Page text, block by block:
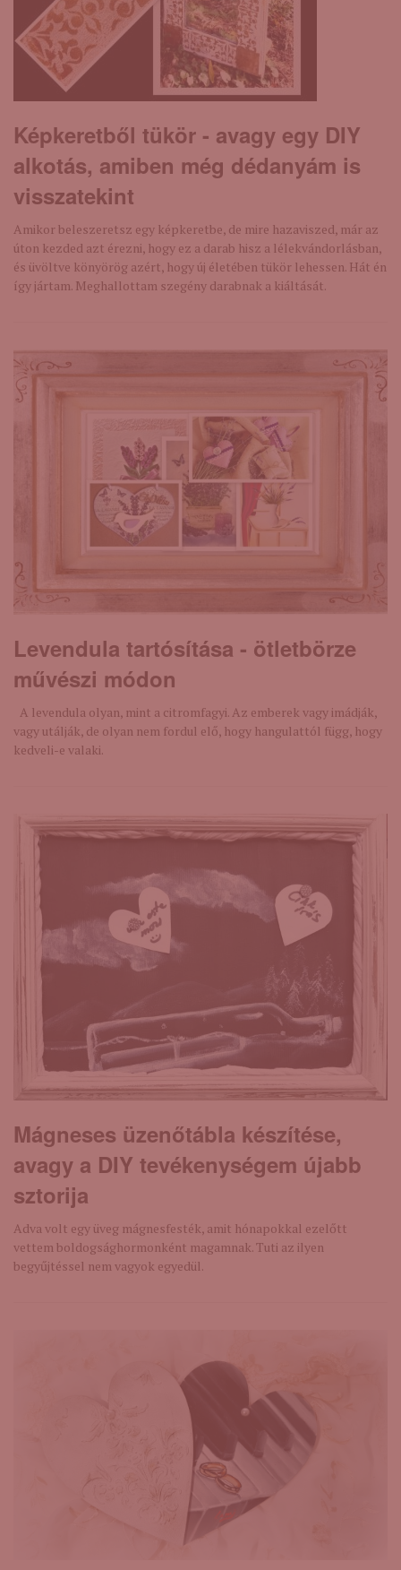
Képkeretből tükör - avagy egy DIY
alkotás, amiben még dédanyám is
visszatekint
Amikor beleszeretsz egy képkeretbe, de mire hazaviszed, már az
úton kezded azt érezni, hogy ez a darab hisz a lélekvándorlásban,
és üvöltve könyörög azért, hogy új életében tükör lehessen. Hát én
így jártam. Meghallottam szegény darabnak a kiáltását.
Levendula tartósítása - ötletbörze
művészi módon
A levendula olyan, mint a citromfagyi. Az emberek vagy imádják,
vagy utálják, de olyan nem fordul elő, hogy hangulattól függ, hogy
kedveli-e valaki.
Mágneses üzenőtábla készítése,
avagy a DIY tevékenységem újabb
sztorija
Adva volt egy üveg mágnesfesték, amit hónapokkal ezelőtt
vettem boldogsághormonként magamnak. Tuti az ilyen
begyűjtéssel nem vagyok egyedül.